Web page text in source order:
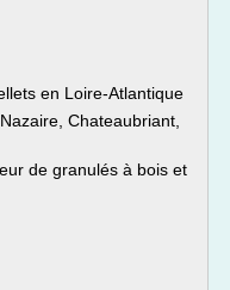
en Loire-Atlantique
Chateaubriant,
de granulés à bois et